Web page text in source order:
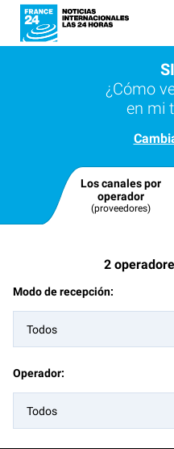
¿Cómo
en mi
Los canales por
operador
(proveedores)
2
Modo de recepción:
Todos
Operador:
Todos